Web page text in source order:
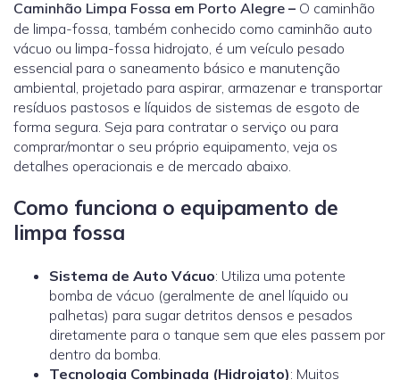
Caminhão Limpa Fossa em Porto Alegre – O caminhão
de limpa-fossa, também conhecido como caminhão auto
vácuo ou limpa-fossa hidrojato, é um veículo pesado
essencial para o saneamento básico e manutenção
ambiental, projetado para aspirar, armazenar e transportar
resíduos pastosos e líquidos de sistemas de esgoto de
forma segura. Seja para contratar o serviço ou para
comprar/montar o seu próprio equipamento, veja os
detalhes operacionais e de mercado abaixo.
Como funciona o equipamento de
limpa fossa
Sistema de Auto Vácuo: Utiliza uma potente
bomba de vácuo (geralmente de anel líquido ou
palhetas) para sugar detritos densos e pesados
diretamente para o tanque sem que eles passem por
dentro da bomba.
Tecnologia Combinada (Hidrojato): Muitos